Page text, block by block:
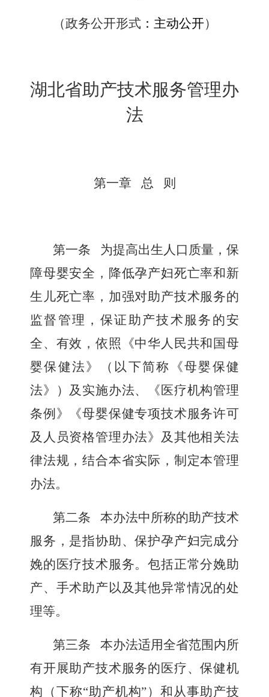
（政务公开形式 ： 主动公开）
湖北省助产技术服务管理办
法
第一章 总 则
第一条
为提高出生人口质量，保
障母婴安全，降低孕产妇死亡率和新
生儿死亡率，加强对助产技术服务的
监督管理，保证助产技术服务的安
全、有效，依照《中华人民共和国母
婴保健法》（以下简称《母婴保健
法》）及实施办法、《医疗机构管理
条例》《母婴保健专项技术服务许可
及人员资格管理办法》及其他相关法
律法规，结合本省实际，制定本管理
办法。
第二条
本办法中所称的助产技术
服务，是指协助、保护孕产妇完成分
娩的医疗技术服务。包括正常分娩助
产、手术助产以及其他异常情况的处
理等。
第三条
本办法适用全省范围内所
有开展助产技术服务的医疗、保健机
构（下称“助产机构”）和从事助产技